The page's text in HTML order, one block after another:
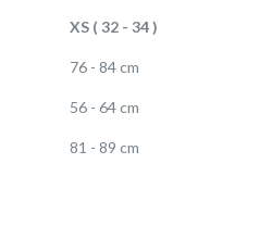
XS ( 32 - 34 )
76 - 84 cm
56 - 64 cm
81 - 89 cm